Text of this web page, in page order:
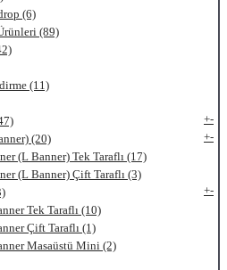
(6)
(89)
(11)
+-
(20)
+-
(L Banner) Tek Taraflı (17)
(L Banner) Çift Taraflı (3)
+-
Tek Taraflı (10)
Çift Taraflı (1)
Masaüstü Mini (2)